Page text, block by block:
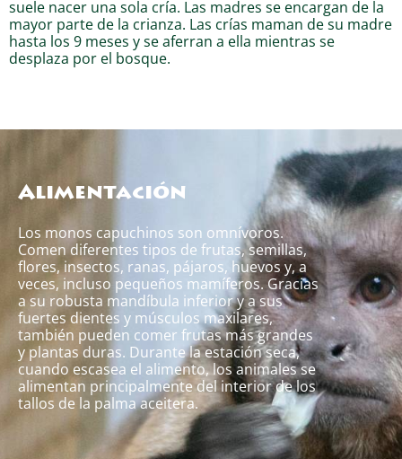
suele nacer una sola cría. Las madres se encargan de la
mayor parte de la crianza. Las crías maman de su madre
hasta los 9 meses y se aferran a ella mientras se
desplaza por el bosque.
Alimentación
Los monos capuchinos son omnívoros.
Comen diferentes tipos de frutas, semillas,
flores, insectos, ranas, pájaros, huevos y, a
veces, incluso pequeños mamíferos. Gracias
a su robusta mandíbula inferior y a sus
fuertes dientes y músculos maxilares,
también pueden comer frutas más grandes
y plantas duras. Durante la estación seca,
cuando escasea el alimento, los animales se
alimentan principalmente del interior de los
tallos de la palma aceitera.